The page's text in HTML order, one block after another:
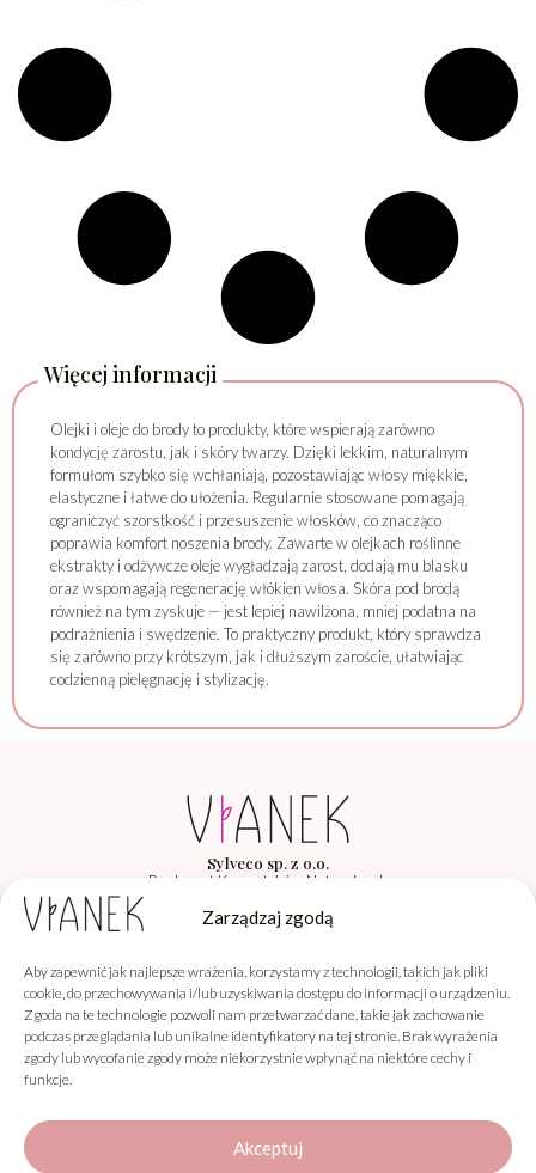
Zarządzaj zgodą
Aby zapewnić jak najlepsze wrażenia, korzystamy z technologii, takich jak pliki
cookie, do przechowywania i/lub uzyskiwania dostępu do informacji o urządzeniu.
Zgoda na te technologie pozwoli nam przetwarzać dane, takie jak zachowanie
podczas przeglądania lub unikalne identyfikatory na tej stronie. Brak wyrażenia
zgody lub wycofanie zgody może niekorzystnie wpłynąć na niektóre cechy i
funkcje.
Akceptuj
Więcej informacji
Olejki i oleje do brody to produkty, które wspierają zarówno
kondycję zarostu, jak i skóry twarzy. Dzięki lekkim, naturalnym
formułom szybko się wchłaniają, pozostawiając włosy miękkie,
elastyczne i łatwe do ułożenia. Regularnie stosowane pomagają
ograniczyć szorstkość i przesuszenie włosków, co znacząco
poprawia komfort noszenia brody. Zawarte w olejkach roślinne
ekstrakty i odżywcze oleje wygładzają zarost, dodają mu blasku
oraz wspomagają regenerację włókien włosa. Skóra pod brodą
również na tym zyskuje — jest lepiej nawilżona, mniej podatna na
podrażnienia i swędzenie. To praktyczny produkt, który sprawdza
się zarówno przy krótszym, jak i dłuższym zaroście, ułatwiając
codzienną pielęgnację i stylizację.
Sylveco sp. z o.o.
Producent Kosmetyków Naturalnych
Vianek
Informacje
Obsługa klienta